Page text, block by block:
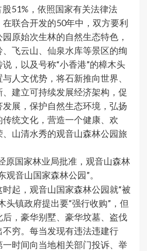
51%，依照国家有关法律法
联合开发的50年中，双方要利
原始次生林的自然生态特色，
飞云山、仙泉水库等景区的绚
，以及号称“小香港”的樟木头
人文优势，将石新推向世界、
建立可持续发展经济架构，促
展，保护自然生态环境，弘扬
统文化，营造一个健康、欢
、山清水秀的观音山森林公园旅
原国家林业局批准，观音山森林
观音山国家森林公园”。
起，观音山国家森林公园就“被
头镇政府提出要“强行收购”，但
，豪华别墅、豪华坟墓、盗伐
穷。每当发现有违法违建行
一时间向当地相关部门投诉、举